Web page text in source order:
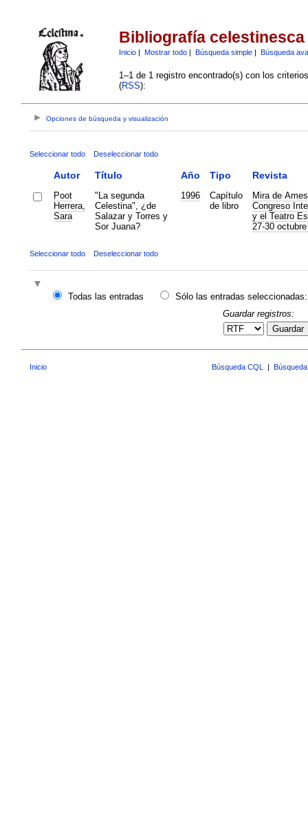
Bibliografía celestinesca
Inicio| Mostrar todo| Búsqueda simple| Búsqueda
1–1 de 1 registro encontrado(s) con los
(RSS):
Opciones de búsqueda y visualización
Seleccionar todo Deseleccionar todo
Autor Título Año Tipo Revista
Poot
Herrera,
Sara
"La segunda
Celestina", ¿de
Salazar y Torres y
Sor Juana?
1996
Capítulo
de libro
Mira de
Congreso
y el Teatro
27-30
Seleccionar todo Deseleccionar todo
Todas las entradas
Sólo las entradas seleccionadas:
Guardar registros:
Guardar
Inicio Búsqueda CQL